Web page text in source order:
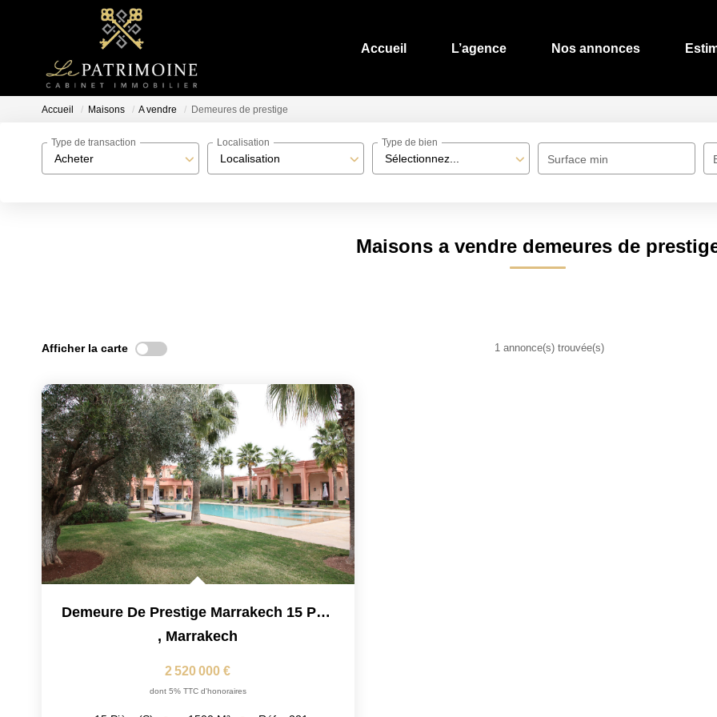
Accueil L’agence Nos annonces
Accueil Maisons A vendre Demeures de prestige
Acheter
Type de transaction
Localisation
Localisation
Sélectionnez...
Type de bien
Surface min
Maisons a vendre demeures de
Afficher la carte 1 annonce(s) trouvée(s)
Demeure De Prestige Marrakech 15 Pièce(s) 1500 M2
, Marrakech
2 520 000 €
dont 5% TTC d'honoraires